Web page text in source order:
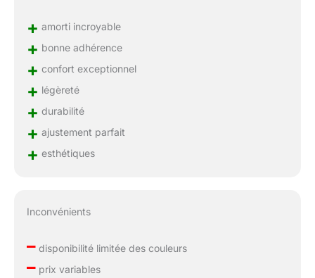
+ amorti incroyable
+ bonne adhérence
+ confort exceptionnel
+ légèreté
+ durabilité
+ ajustement parfait
+ esthétiques
Inconvénients
–disponibilité limitée des couleurs
–prix variables